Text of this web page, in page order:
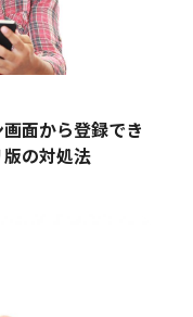
面から登録でき
の対処法